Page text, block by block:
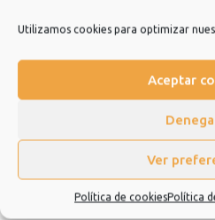
Utilizamos cookies para optimizar
Aceptar
Ver
Política de cookiesPolítica
Estaremos encantadísimos de
con amigos o incluso para
Estamos muy agradecidos de que
Muchísimas gracias.